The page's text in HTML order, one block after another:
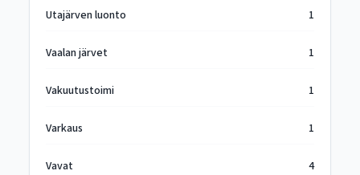
Utajärven luonto 1
Vaalan järvet 1
Vakuutustoimi 1
Varkaus 1
Vavat 4